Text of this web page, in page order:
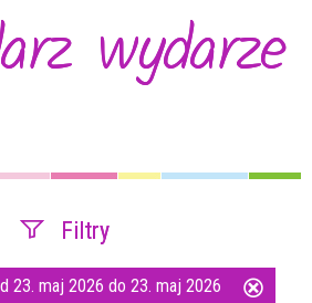
wydarze
Filtry
23. maj 2026 do 23. maj 2026